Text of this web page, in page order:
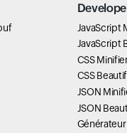
JavaScript
JavaScript
CSS
CSS
JSON
JSON
Générateur